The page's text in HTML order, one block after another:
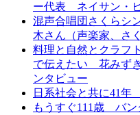
ー代表 ネイサン・
混声合唱団さくらシ
木さん（声楽家、さ
料理と自然とクラフ
で伝えたい 花みず
ンタビュー
日系社会と共に41
もうすぐ111歳 バン